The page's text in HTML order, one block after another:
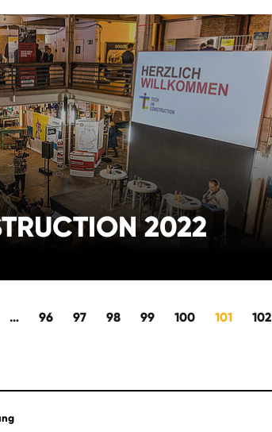
2022
… 96 97 98 99 100 101 102